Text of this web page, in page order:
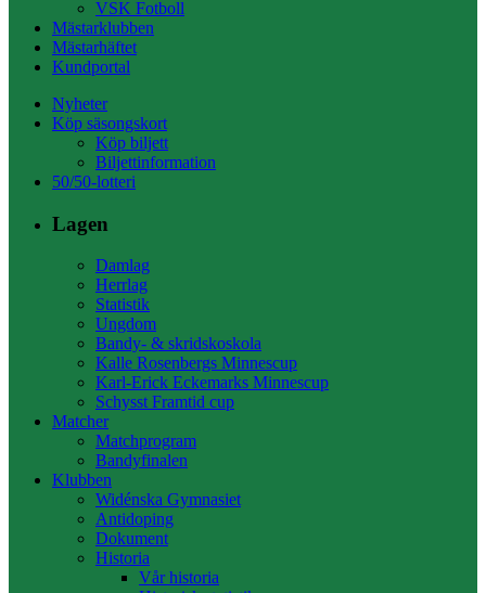
VSK Fotboll
Mästarklubben
Mästarhäftet
Kundportal
Nyheter
Köp säsongskort
Köp biljett
Biljettinformation
50/50-lotteri
Lagen
Damlag
Herrlag
Statistik
Ungdom
Bandy- & skridskoskola
Kalle Rosenbergs Minnescup
Karl-Erick Eckemarks Minnescup
Schysst Framtid cup
Matcher
Matchprogram
Bandyfinalen
Klubben
Widénska Gymnasiet
Antidoping
Dokument
Historia
Vår historia